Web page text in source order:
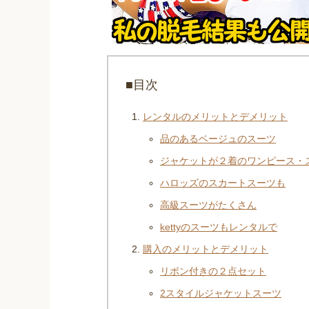
■目次
レンタルのメリットとデメリット
品のあるベージュのスーツ
ジャケットが２着のワンピース・
ハロッズのスカートスーツも
高級スーツがたくさん
kettyのスーツもレンタルで
購入のメリットとデメリット
リボン付きの２点セット
2スタイルジャケットスーツ